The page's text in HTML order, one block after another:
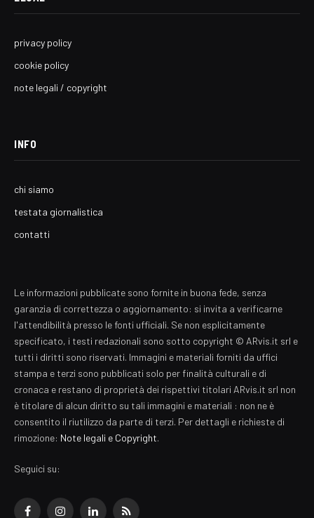
privacy policy
cookie policy
note legali / copyright
INFO
chi siamo
testata giornalistica
contatti
Le informazioni pubblicate sono fornite in buona fede, senza
garanzia di correttezza o aggiornamento: si invita a verificarne
l'attendibilità presso le fonti ufficiali. Se non esplicitamente
specificato, i testi redazionali sono sotto copyright © ARvis.it srl e
tutti i diritti sono riservati. Immagini e materiali forniti da uffici
stampa e terzi sono pubblicati solo per finalità culturali e di
cronaca e restano di proprietà dei rispettivi titolari ARvis.it srl non
è titolare di alcun diritto su tali immagini e materiali : non ne è
consentito il riutilizzo da parte di terzi. Per dettagli e richieste di
rimozione: Note legali e Copyright.
Seguici su: